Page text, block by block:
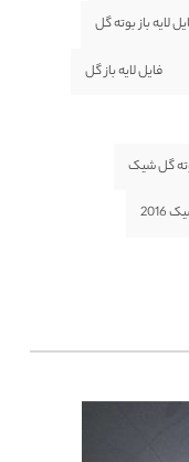
لایه باز بوته گل
فایل لایه باز گل
گل شیک